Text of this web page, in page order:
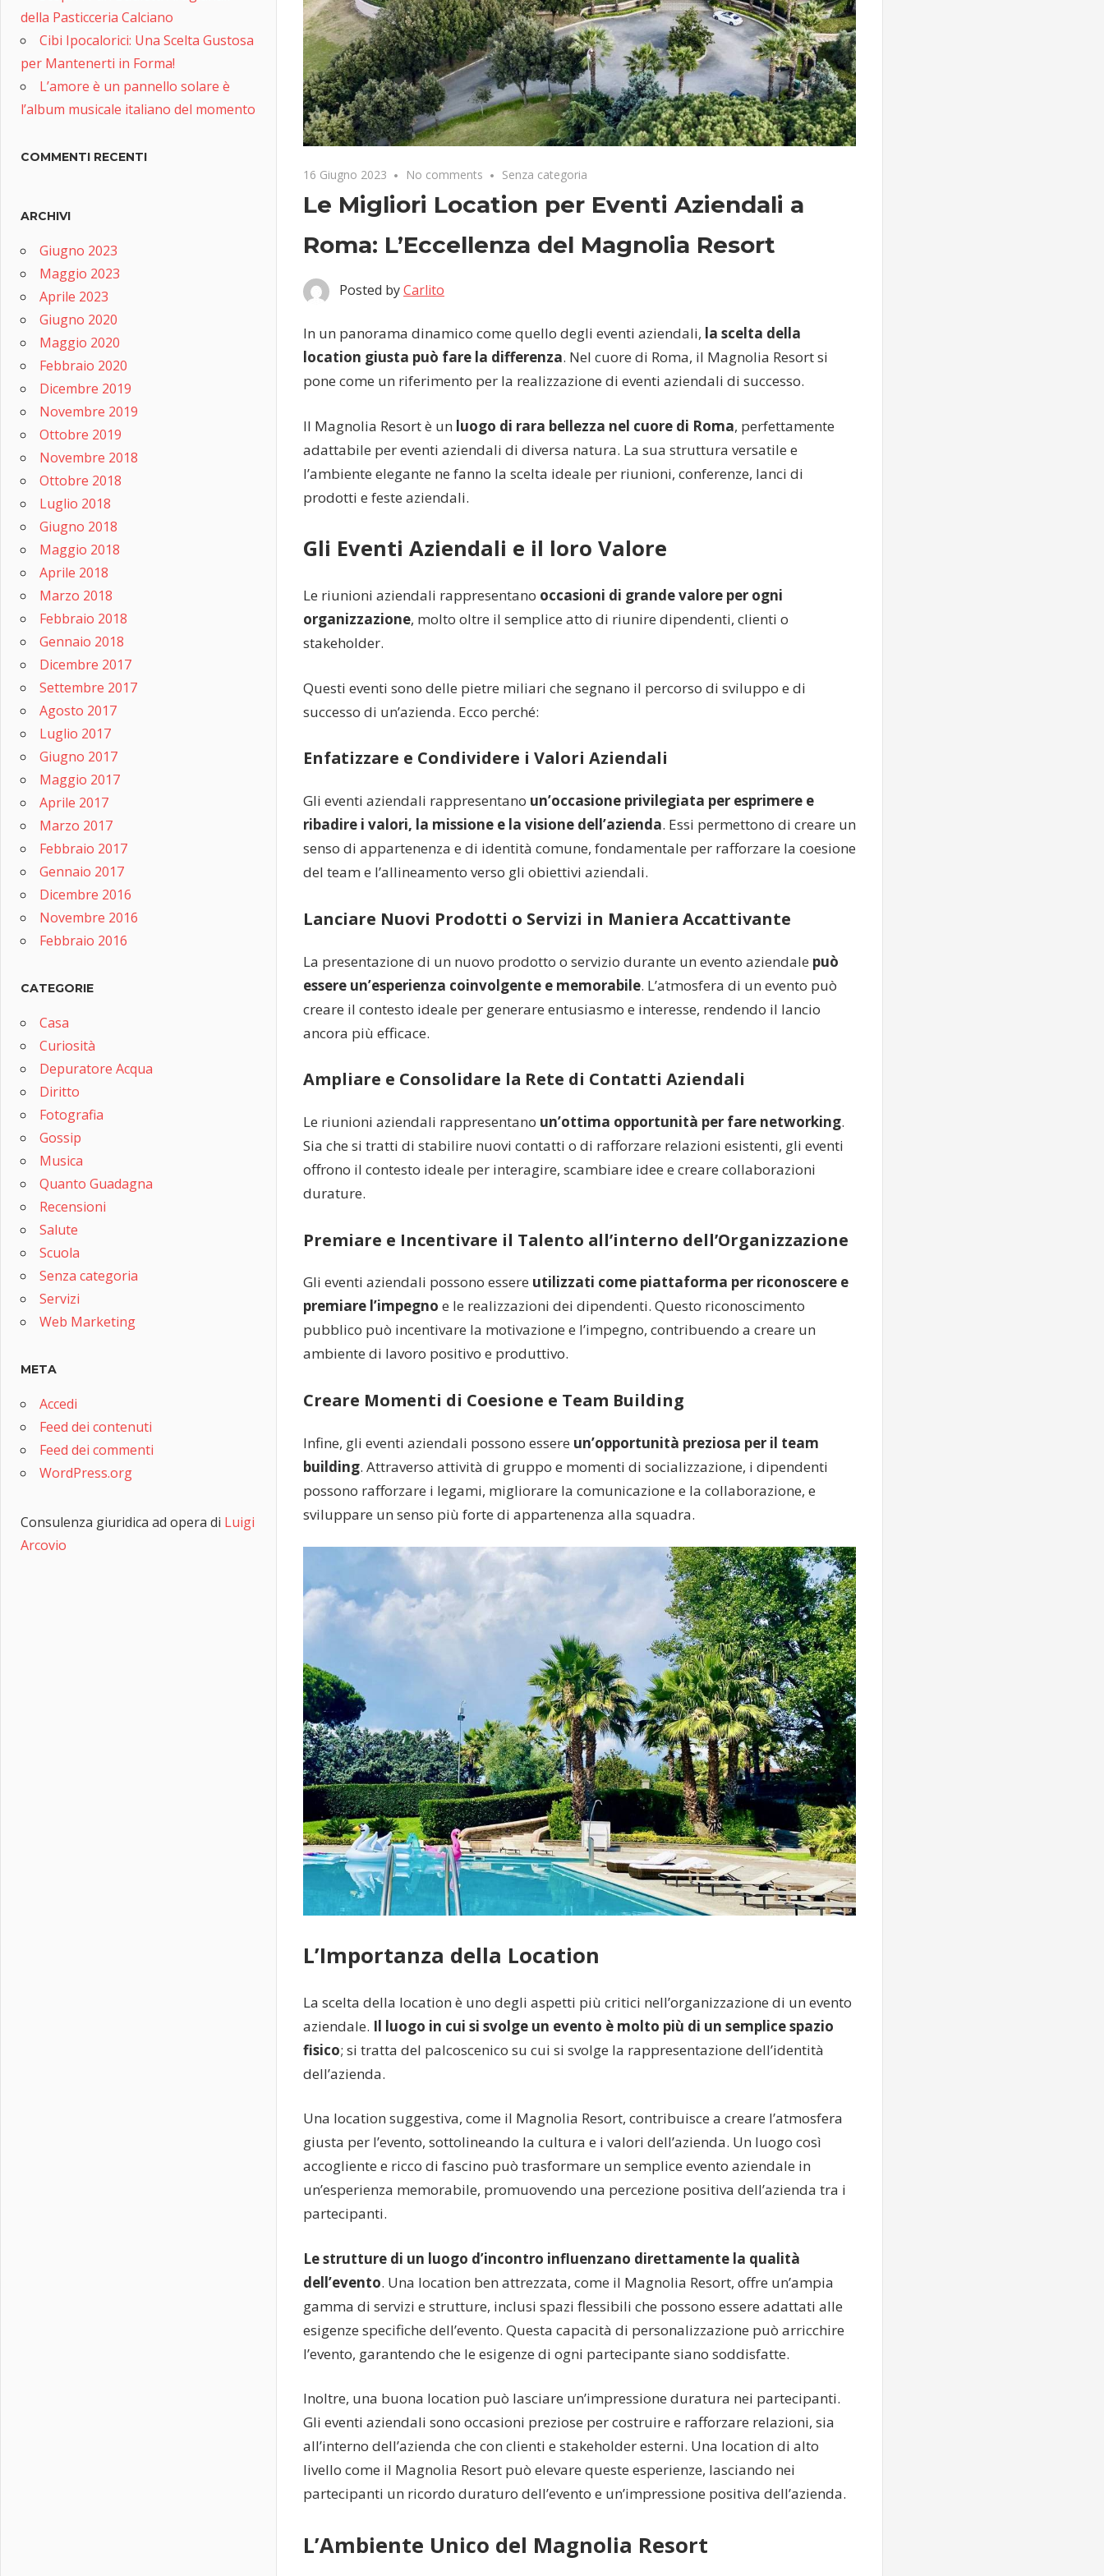
16 Giugno 2023 No comments Senza categoria
Le Migliori Location per Eventi Aziendali a
Roma: L’Eccellenza del Magnolia Resort
Posted byCarlito
In un panorama dinamico come quello degli eventi aziendali, la scelta della
location giusta può fare la differenza. Nel cuore di Roma, il Magnolia Resort si
pone come un riferimento per la realizzazione di eventi aziendali di successo.
Il Magnolia Resort è un luogo di rara bellezza nel cuore di Roma, perfettamente
adattabile per eventi aziendali di diversa natura. La sua struttura versatile e
l’ambiente elegante ne fanno la scelta ideale per riunioni, conferenze, lanci di
prodotti e feste aziendali.
Gli Eventi Aziendali e il loro Valore
Le riunioni aziendali rappresentano occasioni di grande valore per ogni
organizzazione, molto oltre il semplice atto di riunire dipendenti, clienti o
stakeholder.
Questi eventi sono delle pietre miliari che segnano il percorso di sviluppo e di
successo di un’azienda. Ecco perché:
Enfatizzare e Condividere i Valori Aziendali
Gli eventi aziendali rappresentano un’occasione privilegiata per esprimere e
ribadire i valori, la missione e la visione dell’azienda. Essi permettono di creare un
senso di appartenenza e di identità comune, fondamentale per rafforzare la coesione
del team e l’allineamento verso gli obiettivi aziendali.
Lanciare Nuovi Prodotti o Servizi in Maniera Accattivante
La presentazione di un nuovo prodotto o servizio durante un evento aziendale può
essere un’esperienza coinvolgente e memorabile. L’atmosfera di un evento può
creare il contesto ideale per generare entusiasmo e interesse, rendendo il lancio
ancora più efficace.
Ampliare e Consolidare la Rete di Contatti Aziendali
Le riunioni aziendali rappresentano un’ottima opportunità per fare networking.
Sia che si tratti di stabilire nuovi contatti o di rafforzare relazioni esistenti, gli eventi
offrono il contesto ideale per interagire, scambiare idee e creare collaborazioni
durature.
Premiare e Incentivare il Talento all’interno dell’Organizzazione
Gli eventi aziendali possono essere utilizzati come piattaforma per riconoscere e
premiare l’impegno e le realizzazioni dei dipendenti. Questo riconoscimento
pubblico può incentivare la motivazione e l’impegno, contribuendo a creare un
ambiente di lavoro positivo e produttivo.
Creare Momenti di Coesione e Team Building
Infine, gli eventi aziendali possono essere un’opportunità preziosa per il team
building. Attraverso attività di gruppo e momenti di socializzazione, i dipendenti
possono rafforzare i legami, migliorare la comunicazione e la collaborazione, e
sviluppare un senso più forte di appartenenza alla squadra.
L’Importanza della Location
La scelta della location è uno degli aspetti più critici nell’organizzazione di un evento
aziendale. Il luogo in cui si svolge un evento è molto più di un semplice spazio
fisico; si tratta del palcoscenico su cui si svolge la rappresentazione dell’identità
dell’azienda.
Una location suggestiva, come il Magnolia Resort, contribuisce a creare l’atmosfera
giusta per l’evento, sottolineando la cultura e i valori dell’azienda. Un luogo così
accogliente e ricco di fascino può trasformare un semplice evento aziendale in
un’esperienza memorabile, promuovendo una percezione positiva dell’azienda tra i
partecipanti.
Le strutture di un luogo d’incontro influenzano direttamente la qualità
dell’evento. Una location ben attrezzata, come il Magnolia Resort, offre un’ampia
gamma di servizi e strutture, inclusi spazi flessibili che possono essere adattati alle
esigenze specifiche dell’evento. Questa capacità di personalizzazione può arricchire
l’evento, garantendo che le esigenze di ogni partecipante siano soddisfatte.
Inoltre, una buona location può lasciare un’impressione duratura nei partecipanti.
Gli eventi aziendali sono occasioni preziose per costruire e rafforzare relazioni, sia
all’interno dell’azienda che con clienti e stakeholder esterni. Una location di alto
livello come il Magnolia Resort può elevare queste esperienze, lasciando nei
partecipanti un ricordo duraturo dell’evento e un’impressione positiva dell’azienda.
L’Ambiente Unico del Magnolia Resort
della Pasticceria Calciano
Cibi Ipocalorici: Una Scelta Gustosa
per Mantenerti in Forma!
L’amore è un pannello solare è
l’album musicale italiano del momento
COMMENTI RECENTI
ARCHIVI
Giugno 2023
Maggio 2023
Aprile 2023
Giugno 2020
Maggio 2020
Febbraio 2020
Dicembre 2019
Novembre 2019
Ottobre 2019
Novembre 2018
Ottobre 2018
Luglio 2018
Giugno 2018
Maggio 2018
Aprile 2018
Marzo 2018
Febbraio 2018
Gennaio 2018
Dicembre 2017
Settembre 2017
Agosto 2017
Luglio 2017
Giugno 2017
Maggio 2017
Aprile 2017
Marzo 2017
Febbraio 2017
Gennaio 2017
Dicembre 2016
Novembre 2016
Febbraio 2016
CATEGORIE
Casa
Curiosità
Depuratore Acqua
Diritto
Fotografia
Gossip
Musica
Quanto Guadagna
Recensioni
Salute
Scuola
Senza categoria
Servizi
Web Marketing
META
Accedi
Feed dei contenuti
Feed dei commenti
WordPress.org
Consulenza giuridica ad opera di Luigi
Arcovio